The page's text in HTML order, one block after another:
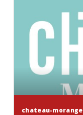
chateau-morange